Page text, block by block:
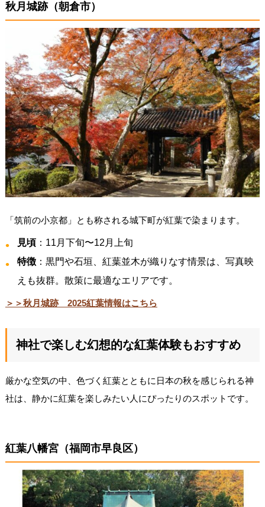
秋月城跡（朝倉市）
「筑前の小京都」とも称される城下町が紅葉で染まります。
見頃 ：11月下旬〜12月上旬
特徴：黒門や石垣、紅葉並木が織りなす情景は、写真映
えも抜群。散策に最適なエリアです。
＞＞秋月城跡 2025紅葉情報はこちら
神社で楽しむ幻想的な紅葉体験もおすすめ
厳かな空気の中、色づく紅葉とともに日本の秋を感じられる神
社は、静かに紅葉を楽しみたい人にぴったりのスポットです。
紅葉八幡宮（福岡市早良区）